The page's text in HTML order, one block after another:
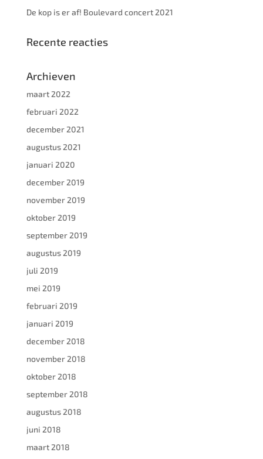
De kop is er af! Boulevard concert 2021
Recente reacties
Archieven
maart 2022
februari 2022
december 2021
augustus 2021
januari 2020
december 2019
november 2019
oktober 2019
september 2019
augustus 2019
juli 2019
mei 2019
februari 2019
januari 2019
december 2018
november 2018
oktober 2018
september 2018
augustus 2018
juni 2018
maart 2018